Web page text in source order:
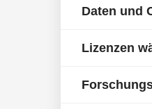
Daten und
Lizenzen